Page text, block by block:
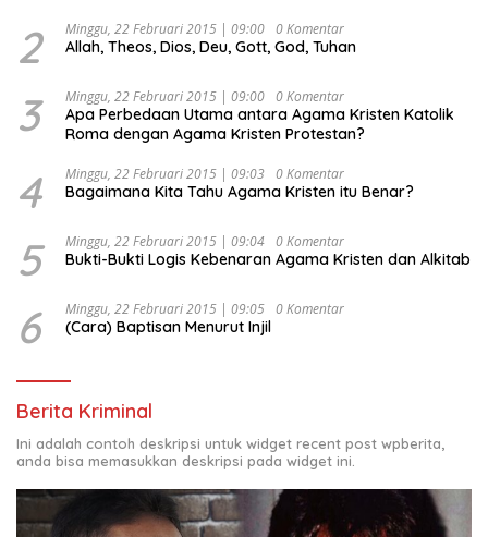
Ekonomi Politik Indonesia) & Simposium Nasional
“Urgensi Undang-Undang Perekonomian Nasional dan
Indonesia Emas 2045”,
2 Minggu, 22 Februari 2015 | 09:00 0 Komentar
Allah, Theos, Dios, Deu, Gott, God, Tuhan
3 Minggu, 22 Februari 2015 | 09:00 0 Komentar
Apa Perbedaan Utama antara Agama Kristen Katolik
Roma dengan Agama Kristen Protestan?
4 Minggu, 22 Februari 2015 | 09:03 0 Komentar
Bagaimana Kita Tahu Agama Kristen itu Benar?
5 Minggu, 22 Februari 2015 | 09:04 0 Komentar
Bukti-Bukti Logis Kebenaran Agama Kristen dan Alkitab
6 Minggu, 22 Februari 2015 | 09:05 0 Komentar
(Cara) Baptisan Menurut Injil
Berita Kriminal
Ini adalah contoh deskripsi untuk widget recent post wpberita,
anda bisa memasukkan deskripsi pada widget ini.